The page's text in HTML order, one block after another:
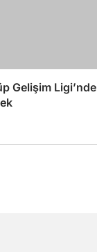
Gelişim Ligi’nde